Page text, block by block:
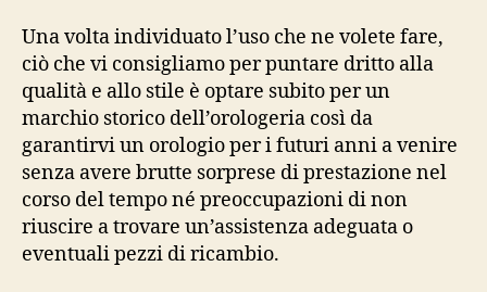
Una volta individuato l’uso che ne volete fare,
ciò che vi consigliamo per puntare dritto alla
qualità e allo stile è optare subito per un
marchio storico dell’orologeria così da
garantirvi un orologio per i futuri anni a venire
senza avere brutte sorprese di prestazione nel
corso del tempo né preoccupazioni di non
riuscire a trovare un’assistenza adeguata o
eventuali pezzi di ricambio.